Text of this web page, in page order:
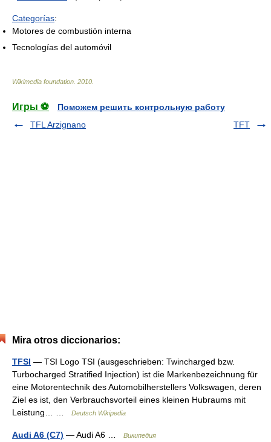
Categorías:
Motores de combustión interna
Tecnologías del automóvil
Wikimedia foundation 2010
Игры ⚽
Поможем решить контрольную работу
TFL Arzignano
TFT
Mira otros diccionarios:
TFSI — TSI Logo TSI (ausgeschrieben: Twincharged bzw.
Turbocharged Stratified Injection) ist die Markenbezeichnung für
eine Motorentechnik des Automobilherstellers Volkswagen, deren
Ziel es ist, den Verbrauchsvorteil eines kleinen Hubraums mit
Leistung… …
Deutsch Wikipedia
Audi A6 (C7) — Audi A6 … Википедия